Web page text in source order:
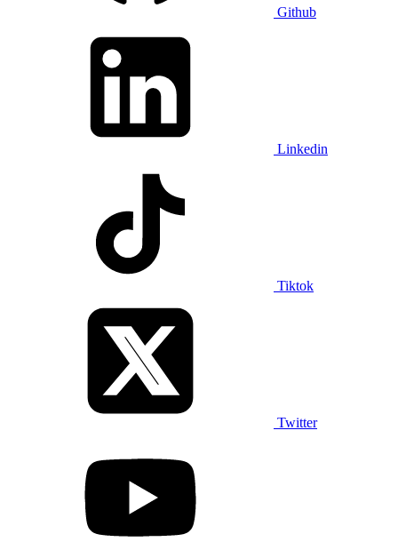
Github
Linkedin
Tiktok
Twitter